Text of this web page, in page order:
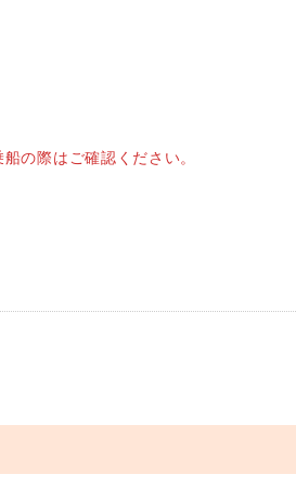
船の際はご確認ください。